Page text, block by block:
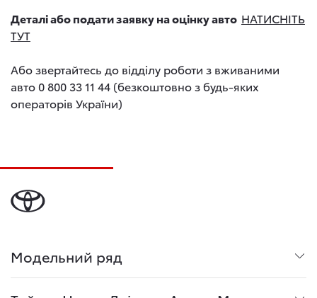
Деталі або подати заявку на оцінку авто НАТИСНІТЬ
ТУТ
Або звертайтесь до відділу роботи з вживаними
авто 0 800 33 11 44 (безкоштовно з будь-яких
операторів України)
Модельний ряд